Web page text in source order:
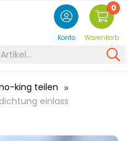
Konto
0
Warenkorb
king teilen
einlass